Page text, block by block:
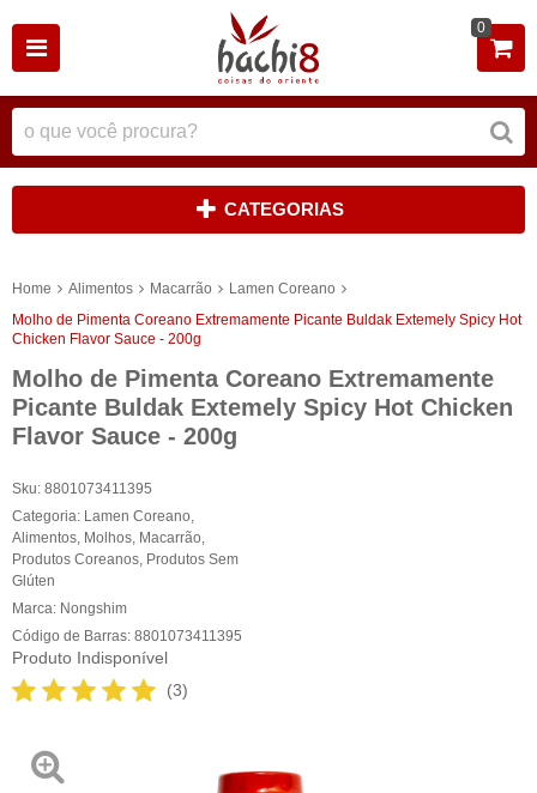
0
CATEGORIAS
Home Alimentos Macarrão
Lamen Coreano
Molho de Pimenta Coreano Extremamente Picante Buldak Extemely Spicy Hot
Chicken Flavor Sauce - 200g
Molho de Pimenta Coreano Extremamente
Picante Buldak Extemely Spicy Hot Chicken
Flavor Sauce - 200g
Sku: 8801073411395
Categoria: Lamen Coreano
Alimentos Molhos Macarrão
Produtos Coreanos Produtos Sem
Glúten
Marca: Nongshim
Código de Barras: 8801073411395
Produto Indisponível
(3)